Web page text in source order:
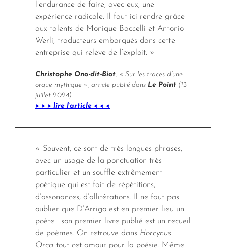
l’endurance de faire, avec eux, une
expérience radicale. Il faut ici rendre grâce
aux talents de Monique Baccelli et Antonio
Werli, traducteurs embarqués dans cette
entreprise qui relève de l’exploit. »
Christophe Ono-dit-Biot, « Sur les traces d’une
orque mythique », article publié dans Le Point (13
juillet 2024).
> > > lire l’article < < <
« Souvent, ce sont de très longues phrases,
avec un usage de la ponctuation très
particulier et un souffle extrêmement
poétique qui est fait de répétitions,
d’assonances, d’allitérations. Il ne faut pas
oublier que D’Arrigo est en premier lieu un
poète : son premier livre publié est un recueil
de poèmes. On retrouve dans Horcynus
Orca tout cet amour pour la poésie. Même